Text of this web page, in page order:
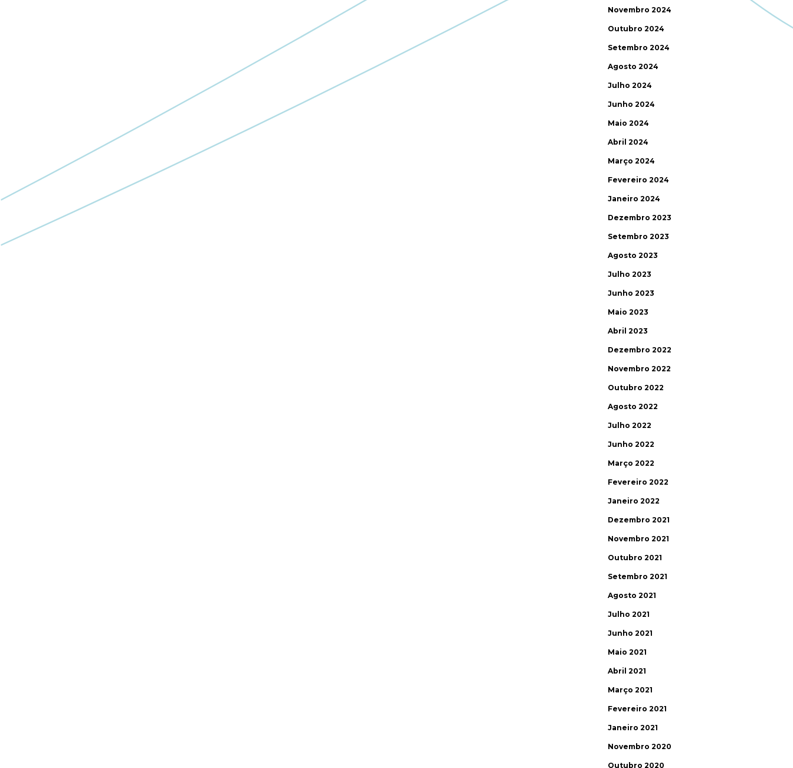
Novembro 2024
Outubro 2024
Setembro 2024
Agosto 2024
Julho 2024
Junho 2024
Maio 2024
Abril 2024
Março 2024
Fevereiro 2024
Janeiro 2024
Dezembro 2023
Setembro 2023
Agosto 2023
Julho 2023
Junho 2023
Maio 2023
Abril 2023
Dezembro 2022
Novembro 2022
Outubro 2022
Agosto 2022
Julho 2022
Junho 2022
Março 2022
Fevereiro 2022
Janeiro 2022
Dezembro 2021
Novembro 2021
Outubro 2021
Setembro 2021
Agosto 2021
Julho 2021
Junho 2021
Maio 2021
Abril 2021
Março 2021
Fevereiro 2021
Janeiro 2021
Novembro 2020
Outubro 2020